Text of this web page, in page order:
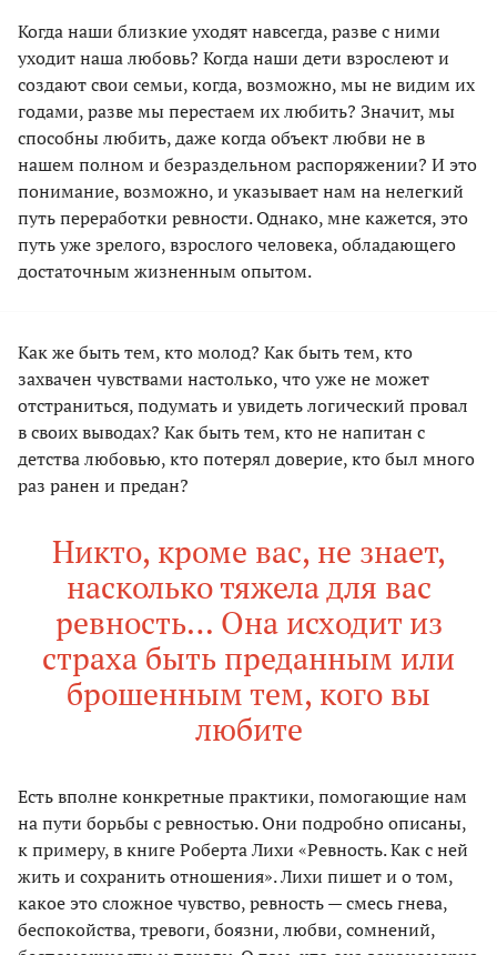
Когда наши близкие уходят навсегда, разве с ними
уходит наша любовь? Когда наши дети взрослеют и
создают свои семьи, когда, возможно, мы не видим их
годами, разве мы перестаем их любить? Значит, мы
способны любить, даже когда объект любви не в
нашем полном и безраздельном распоряжении? И это
понимание, возможно, и указывает нам на нелегкий
путь переработки ревности. Однако, мне кажется, это
путь уже зрелого, взрослого человека, обладающего
достаточным жизненным опытом.
Как же быть тем, кто молод? Как быть тем, кто
захвачен чувствами настолько, что уже не может
отстраниться, подумать и увидеть логический провал
в своих выводах? Как быть тем, кто не напитан с
детства любовью, кто потерял доверие, кто был много
раз ранен и предан?
Никто, кроме вас, не знает,
насколько тяжела для вас
ревность… Она исходит из
страха быть преданным или
брошенным тем, кого вы
любите
Есть вполне конкретные практики, помогающие нам
на пути борьбы с ревностью. Они подробно описаны,
к примеру, в книге Роберта Лихи «Ревность. Как с ней
жить и сохранить отношения». Лихи пишет и о том,
какое это сложное чувство, ревность — смесь гнева,
беспокойства, тревоги, боязни, любви, сомнений,